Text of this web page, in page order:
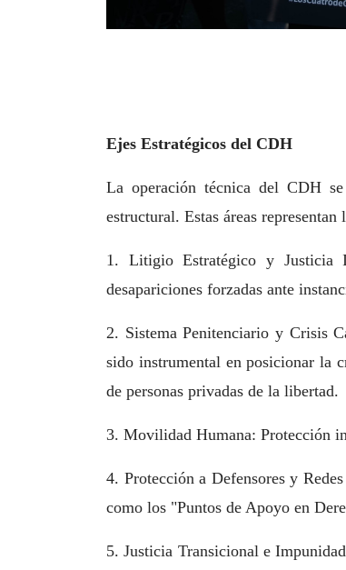
Ejes Estratégicos del CDH
La operación técnica del CDH
estructural. Estas áreas
1. Litigio Estratégico y Justicia
desapariciones forzadas ante
2. Sistema Penitenciario y Crisis
sido instrumental en posicionar la
de personas privadas de la libertad.
3. Movilidad Humana: Protección
4. Protección a Defensores y
como los "Puntos de Apoyo en
5. Justicia Transicional e